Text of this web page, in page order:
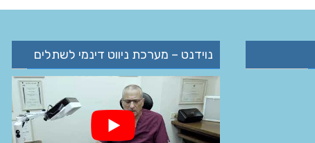
נוידנט – מערכת ניווט דינמי לשתלים